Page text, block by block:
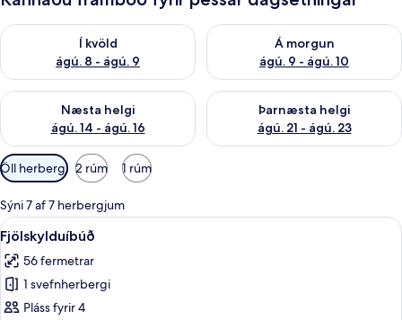
Í kvöld
ágú. 8 - ágú. 9
Athuga framboð í kvöld ágú. 8 - ágú. 9
Á morgun
ágú. 9 - ágú. 10
Athuga framboð á morgun
Næsta helgi
ágú. 14 - ágú. 16
Athuga framboð næstu helgi ágú. 14 - ágú. 16
Þarnæsta helgi
ágú. 21 - ágú. 23
Athuga framboð þarnæstu
Síur
í
boði
fyrir
herbergi
Öll herbergi 2 rúm 1 rúm
Sýni 7 af 7 herbergjum
Skoða
allar
myndir
fyrir
Fjölskylduíbúð
Fjölskylduíbúð | Rúmföt af bestu
10
Fjölskylduíbúð
56 fermetrar
1 svefnherbergi
Pláss fyrir 4